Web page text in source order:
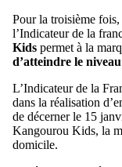
Pour la troisième fois,
l’Indicateur de la
Kids permet à la
d’atteindre le
L’Indicateur de la
dans la réalisation
de décerner le 15
Kangourou Kids, la
domicile.